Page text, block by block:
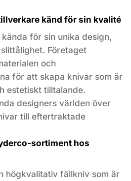
känd för sin kvalité
för sin unika design,
Företaget
och
för att skapa knivar som är
estetiskt tilltalande.
designers världen över
till eftertraktade
sortiment hos
högkvalitativ fällkniv som är